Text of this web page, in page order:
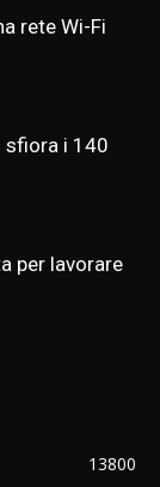
rete Wi-Fi
sfiora i 140
per lavorare
13800